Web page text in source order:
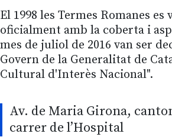
El 1998 les Termes Romanes
oficialment amb la coberta i
mes de juliol de 2016 van ser
Govern de la Generalitat de
Cultural d'Interès Nacional".
Av. de Maria Girona,
carrer de l’Hospital